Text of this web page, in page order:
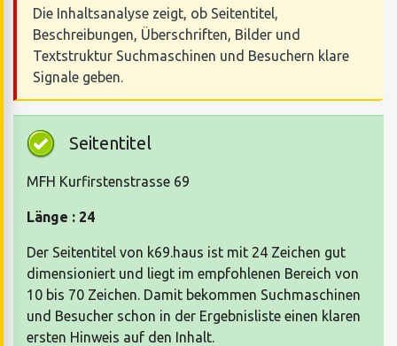
Die Inhaltsanalyse zeigt, ob Seitentitel,
Beschreibungen, Überschriften, Bilder und
Textstruktur Suchmaschinen und Besuchern klare
Signale geben.
Seitentitel
MFH Kurfirstenstrasse 69
Länge : 24
Der Seitentitel von k69.haus ist mit 24 Zeichen gut
dimensioniert und liegt im empfohlenen Bereich von
10 bis 70 Zeichen. Damit bekommen Suchmaschinen
und Besucher schon in der Ergebnisliste einen klaren
ersten Hinweis auf den Inhalt.